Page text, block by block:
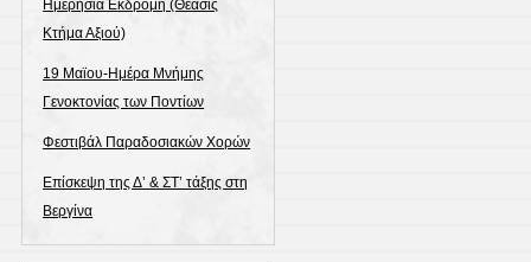
Ημερήσια Εκδρομή (Θέασις
Κτήμα Αξιού)
19 Μαϊου-Ημέρα Μνήμης
Γενοκτονίας των Ποντίων
Φεστιβάλ Παραδοσιακών Χορών
Επίσκεψη της Δ’ & ΣΤ’ τάξης στη
Βεργίνα